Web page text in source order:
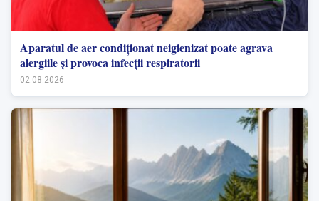
Aparatul de aer condiționat neigienizat poate agrava
alergiile și provoca infecții respiratorii
02.08.2026